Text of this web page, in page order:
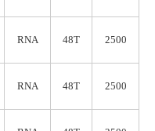
RNA 48T 2500
RNA 48T 2500